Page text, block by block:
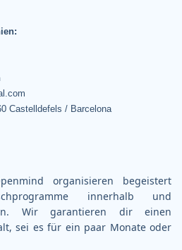
Castelldefels / Barcelona
organisieren begeistert
innerhalb und
Wir garantieren dir einen
sei es für ein paar Monate oder